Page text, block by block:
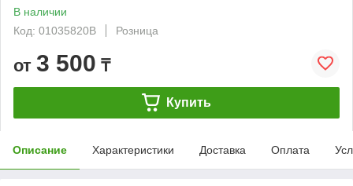
В наличии
Код: 01035820B
Розница
от 3 500 ₸
Купить
Описание Характеристики Доставка Оплата